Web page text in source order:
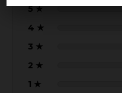
5 ★
4 ★
3 ★
2 ★
1 ★